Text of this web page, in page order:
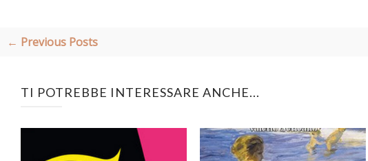
← Previous Posts
TI POTREBBE INTERESSARE ANCHE...